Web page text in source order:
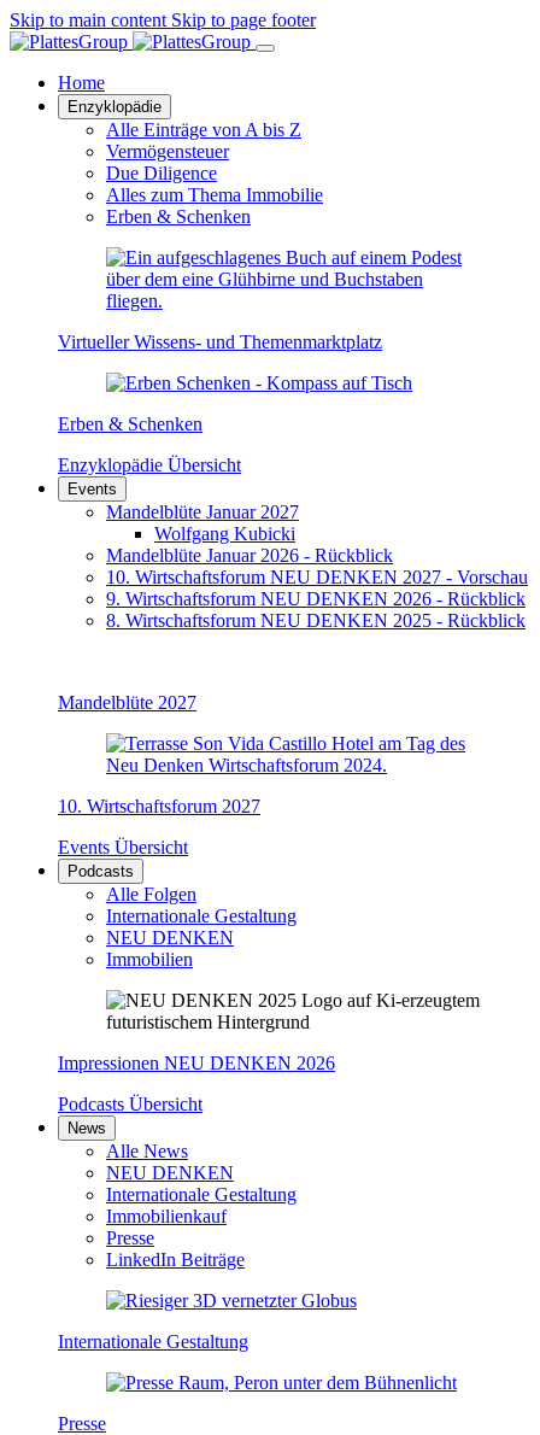
Skip to main content Skip to page footer
Home
Enzyklopädie
Alle Einträge von A bis Z
Vermögensteuer
Due Diligence
Alles zum Thema Immobilie
Erben & Schenken
Virtueller Wissens- und Themenmarktplatz
Erben & Schenken
Enzyklopädie Übersicht
Events
Mandelblüte Januar 2027
Wolfgang Kubicki
Mandelblüte Januar 2026 - Rückblick
10. Wirtschaftsforum NEU DENKEN 2027 - Vorschau
9. Wirtschaftsforum NEU DENKEN 2026 - Rückblick
8. Wirtschaftsforum NEU DENKEN 2025 - Rückblick
Mandelblüte 2027
10. Wirtschaftsforum 2027
Events Übersicht
Podcasts
Alle Folgen
Internationale Gestaltung
NEU DENKEN
Immobilien
Impressionen NEU DENKEN 2026
Podcasts Übersicht
News
Alle News
NEU DENKEN
Internationale Gestaltung
Immobilienkauf
Presse
LinkedIn Beiträge
Internationale Gestaltung
Presse